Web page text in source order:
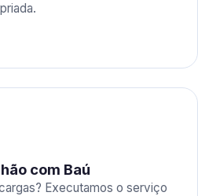
com Baú
Executamos o serviço